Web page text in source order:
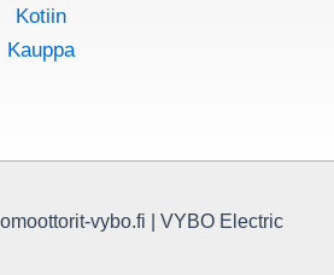
Kotiin
Kauppa
vybo.fi | VYBO Electric